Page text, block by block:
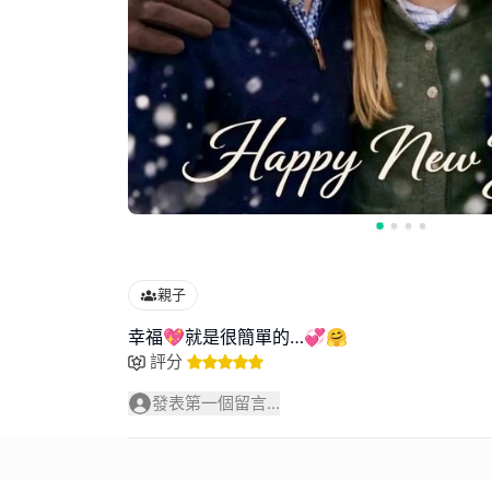
親子
幸福💖就是很簡單的…💞🤗
評分
發表第一個留言...